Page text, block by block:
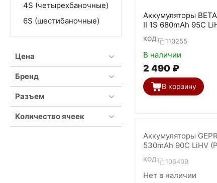
4S (четырехбаночные)
6S (шестибаночные)
Цена
Бренд
Разъем
Количество ячеек
Аккумуляторы
II 1S 680mAh 95C
4 шт)
КОД: 110255
В наличии
2 490 ₽
В корзину
Аккумуляторы
530mAh 90C LiHV
шт.)
КОД: 106409
Нет в наличии